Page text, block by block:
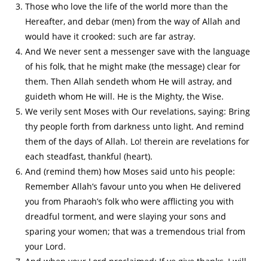
Those who love the life of the world more than the
Hereafter, and debar (men) from the way of Allah and
would have it crooked: such are far astray.
And We never sent a messenger save with the language
of his folk, that he might make (the message) clear for
them. Then Allah sendeth whom He will astray, and
guideth whom He will. He is the Mighty, the Wise.
We verily sent Moses with Our revelations, saying: Bring
thy people forth from darkness unto light. And remind
them of the days of Allah. Lo! therein are revelations for
each steadfast, thankful (heart).
And (remind them) how Moses said unto his people:
Remember Allah’s favour unto you when He delivered
you from Pharaoh’s folk who were afflicting you with
dreadful torment, and were slaying your sons and
sparing your women; that was a tremendous trial from
your Lord.